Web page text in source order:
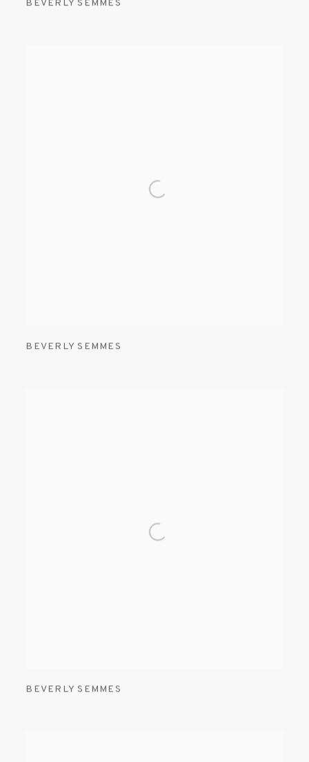
BEVERLY SEMMES
BEVERLY SEMMES
BEVERLY SEMMES